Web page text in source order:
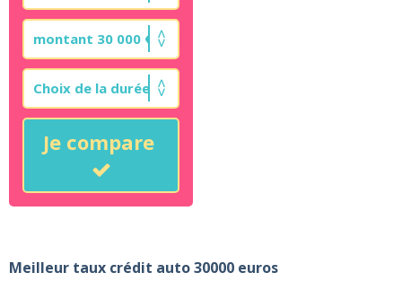
Je compare
Meilleur taux crédit auto 30000 euros